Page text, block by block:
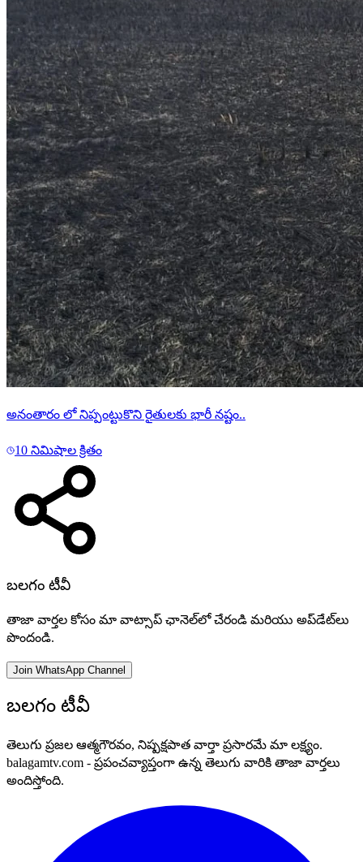
అనంతారం లో నిప్పంట్టుకొని రైతులకు భారీ నష్టం..
10 నిమిషాల క్రితం
బలగం టీవీ
తాజా వార్తల కోసం మా వాట్సాప్ ఛానెల్‌లో చేరండి మరియు అప్‌డేట్‌లు
పొందండి.
Join WhatsApp Channel
బలగం టీవీ
తెలుగు ప్రజల ఆత్మగౌరవం, నిష్పక్షపాత వార్తా ప్రసారమే మా లక్ష్యం.
balagamtv.com - ప్రపంచవ్యాప్తంగా ఉన్న తెలుగు వారికి తాజా వార్తలు
అందిస్తోంది.